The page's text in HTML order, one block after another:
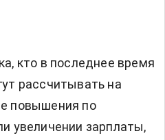
кто в последнее время
рассчитывать на
повышения по
увеличении зарплаты,